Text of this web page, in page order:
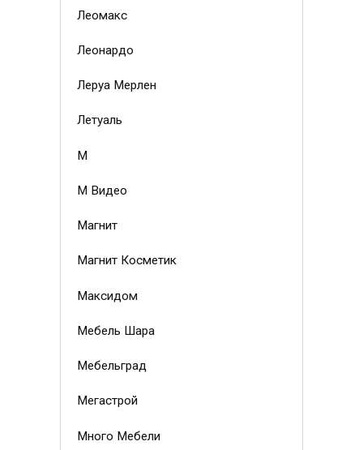
Леомакс
Леонардо
Леруа Мерлен
Летуаль
М
М Видео
Магнит
Магнит Косметик
Максидом
Мебель Шара
Мебельград
Мегастрой
Много Мебели